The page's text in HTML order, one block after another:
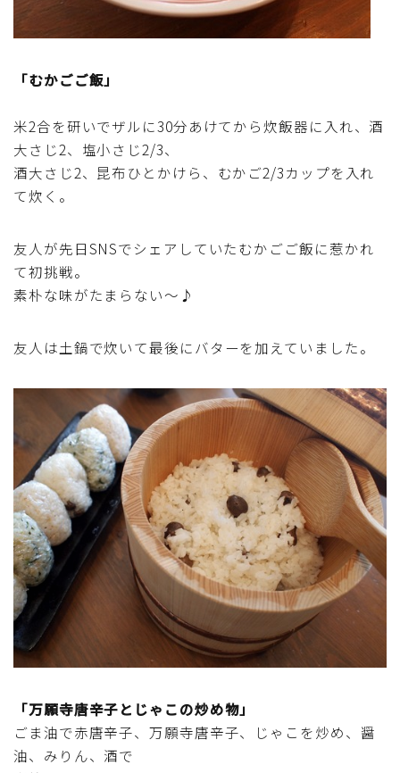
「むかごご飯」
米2合を研いでザルに30分あけてから炊飯器に入れ、酒
大さじ2、塩小さじ2/3、
酒大さじ2、昆布ひとかけら、むかご2/3カップを入れ
て炊く。
友人が先日SNSでシェアしていたむかごご飯に惹かれ
て初挑戦。
素朴な味がたまらない～♪
友人は土鍋で炊いて最後にバターを加えていました。
「万願寺唐辛子とじゃこの炒め物」
ごま油で赤唐辛子、万願寺唐辛子、じゃこを炒め、醤
油、みりん、酒で